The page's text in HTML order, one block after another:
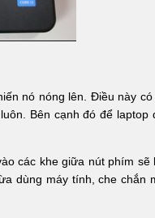
nó nóng lên. Điều này có
Bên cạnh đó để laptop
các khe giữa nút phím sẽ
dùng máy tính, che chắn